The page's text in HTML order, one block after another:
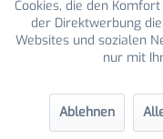
Cookies, die den
der Direktwerbung
Websites und sozialen
nur mit
Ablehnen